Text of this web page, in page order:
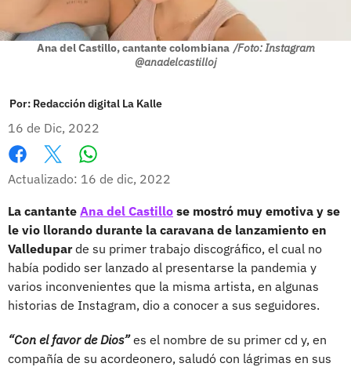
Ana del Castillo, cantante colombiana /Foto: Instagram
@anadelcastilloj
Por: Redacción digital La Kalle
16 de Dic, 2022
Facebook
X
Actualizado: 16 de dic, 2022
La cantante Ana del Castillo se mostró muy emotiva y se
le vio llorando durante la caravana de lanzamiento en
Valleduparde su primer trabajo discográfico, el cual no
había podido ser lanzado al presentarse la pandemia y
varios inconvenientes que la misma artista, en algunas
historias de Instagram, dio a conocer a sus seguidores.
“Con el favor de Dios”es el nombre de su primer cd y, en
compañía de su acordeonero, saludó con lágrimas en sus